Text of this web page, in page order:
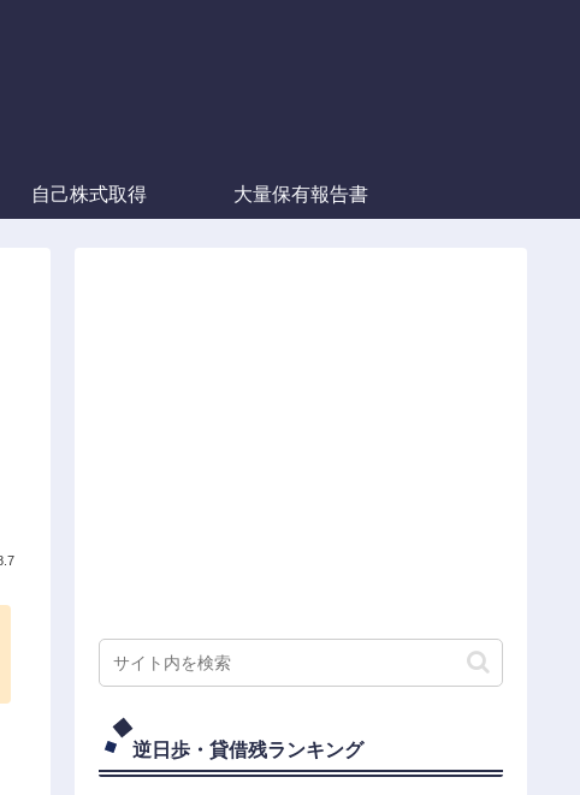
自己株式取得 大量保有報告書
逆日歩・貸借残ランキング